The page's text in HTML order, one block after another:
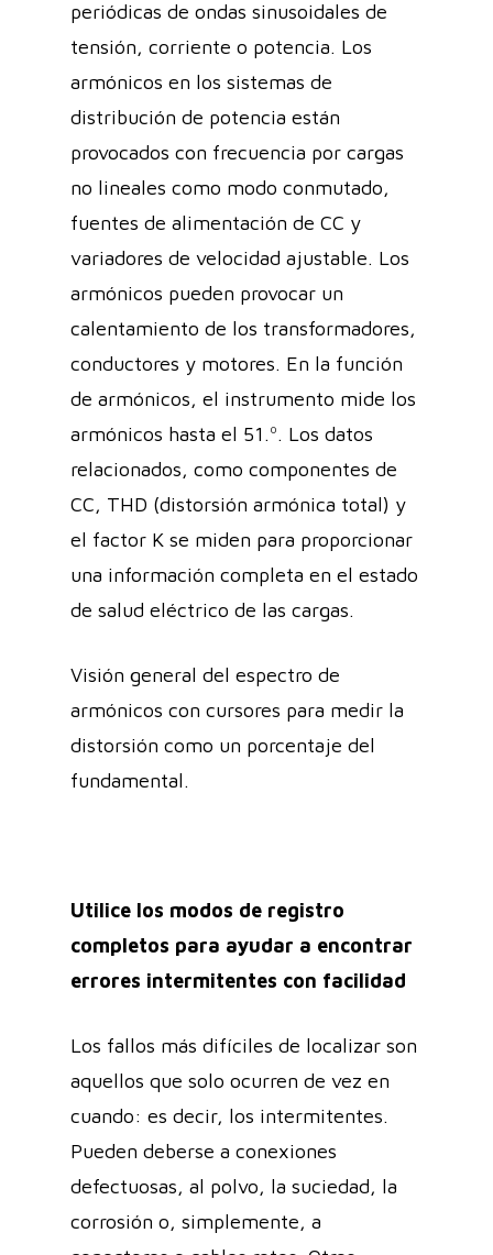
periódicas de ondas sinusoidales de
tensión, corriente o potencia. Los
armónicos en los sistemas de
distribución de potencia están
provocados con frecuencia por cargas
no lineales como modo conmutado,
fuentes de alimentación de CC y
variadores de velocidad ajustable. Los
armónicos pueden provocar un
calentamiento de los transformadores,
conductores y motores. En la función
de armónicos, el instrumento mide los
armónicos hasta el 51.º. Los datos
relacionados, como componentes de
CC, THD (distorsión armónica total) y
el factor K se miden para proporcionar
una información completa en el estado
de salud eléctrico de las cargas.
Visión general del espectro de
armónicos con cursores para medir la
distorsión como un porcentaje del
fundamental.
Utilice los modos de registro
completos para ayudar a encontrar
errores intermitentes con facilidad
Los fallos más difíciles de localizar son
aquellos que solo ocurren de vez en
cuando: es decir, los intermitentes.
Pueden deberse a conexiones
defectuosas, al polvo, la suciedad, la
corrosión o, simplemente, a